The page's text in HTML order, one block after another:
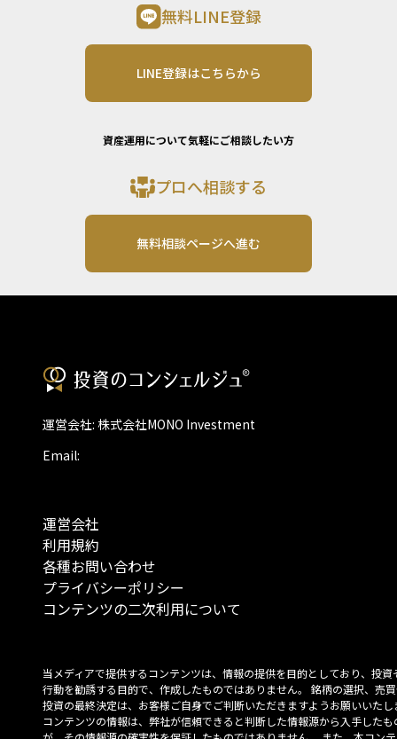
無料LINE登録
LINE登録はこちらから
資産運用について気軽にご相談したい方
プロへ相談する
無料相談ページへ進む
運営会社: 株式会社MONO Investment
Email:
運営会社
利用規約
各種お問い合わせ
プライバシーポリシー
コンテンツの二次利用について
当メディアで提供するコンテンツは、情報の提供を目的としており、投資
行動を勧誘する目的で、作成したものではありません。 銘柄の選択、売
投資の最終決定は、お客様ご自身でご判断いただきますようお願いいたし
コンテンツの情報は、弊社が信頼できると判断した情報源から入手したも